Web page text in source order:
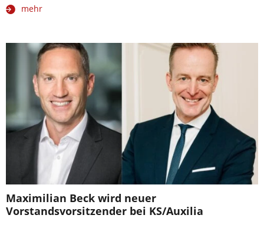
mehr
Maximilian Beck wird neuer
Vorstandsvorsitzender bei KS/Auxilia